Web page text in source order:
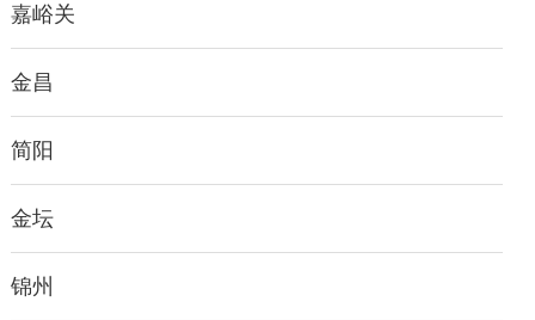
嘉峪关
金昌
简阳
金坛
锦州